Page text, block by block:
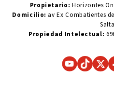
Propietario:Horizontes
Domicilio: av Ex Combatientes
Propiedad Intelectual: